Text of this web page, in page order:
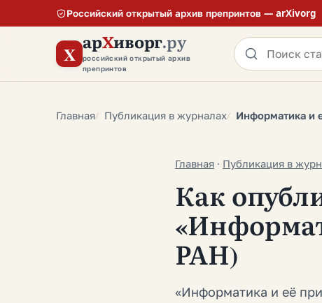
Российский открытый архив препринтов — arXivorg
X арХиворг.ру
российский открытый архив
препринтов
Главная Публикация в журналах Информатика и
Главная · Публикация в
Как
РАН)
«Информатика и её